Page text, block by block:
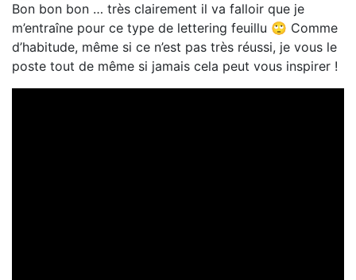
Bon bon bon … très clairement il va falloir que je
m’entraîne pour ce type de lettering feuillu 🙄 Comme
d’habitude, même si ce n’est pas très réussi, je vous le
poste tout de même si jamais cela peut vous inspirer !